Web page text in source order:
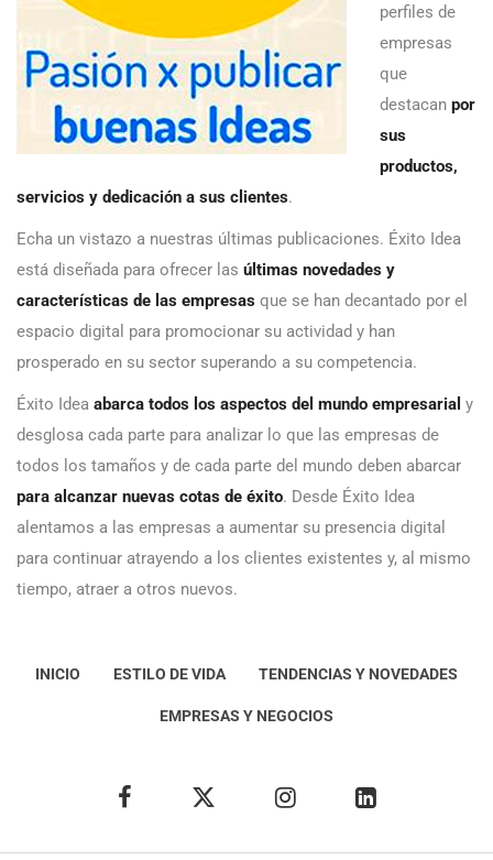
perfiles de
empresas
que
destacan por
sus
productos,
servicios y dedicación a sus clientes.
Echa un vistazo a nuestras últimas publicaciones. Éxito Idea
está diseñada para ofrecer las últimas novedades y
características de las empresas que se han decantado por el
espacio digital para promocionar su actividad y han
prosperado en su sector superando a su competencia.
Éxito Idea abarca todos los aspectos del mundo empresarial y
desglosa cada parte para analizar lo que las empresas de
todos los tamaños y de cada parte del mundo deben abarcar
para alcanzar nuevas cotas de éxito. Desde Éxito Idea
alentamos a las empresas a aumentar su presencia digital
para continuar atrayendo a los clientes existentes y, al mismo
tiempo, atraer a otros nuevos.
INICIO ESTILO DE VIDA TENDENCIAS Y NOVEDADES
EMPRESAS Y NEGOCIOS